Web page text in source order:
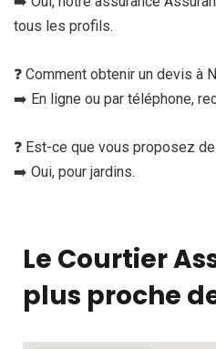
tous les profils.
❓ Comment obtenir un devis à
➡️ En ligne ou par téléphone,
❓ Est-ce que vous proposez
➡️ Oui, pour jardins.
Le Courtier
plus proche